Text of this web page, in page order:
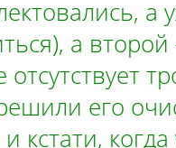
а
а
отсутствует
его
кстати,